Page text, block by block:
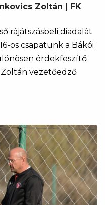
Zoltán | FK
rájátszásbeli diadalát
os csapatunk a Bákói
érdekfeszítő
Zoltán vezetőedző